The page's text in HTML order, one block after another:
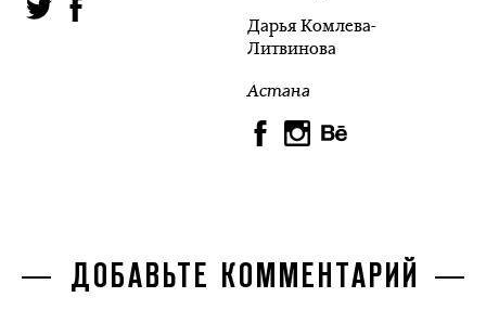
Дарья Комлева-
Литвинова
Астана
ДОБАВЬТЕ КОММЕНТАРИЙ